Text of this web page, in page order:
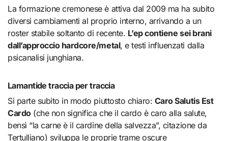
La formazione cremonese è attiva dal 2009 ma ha subito
diversi cambiamenti al proprio interno, arrivando a un
roster stabile soltanto di recente. L’ep contiene sei brani
dall’approccio hardcore/metal, e testi influenzati dalla
psicanalisi junghiana.
Lamantide traccia per traccia
Si parte subito in modo piuttosto chiaro: Caro Salutis Est
Cardo(che non significa che il cardo è caro alla salute,
bensì “la carne è il cardine della salvezza”, citazione da
Tertulliano) sviluppa le proprie trame oscure